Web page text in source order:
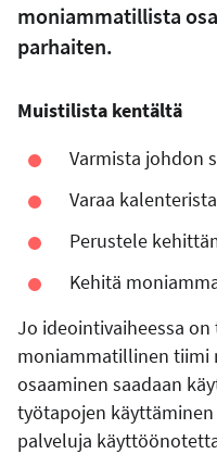
moniammatillista
parhaiten.
Muistilista kentältä
Varmista johdon
Varaa
Perustele
Kehitä
Jo ideointivaiheessa on
moniammatillinen tiimi
osaaminen saadaan
työtapojen käyttäminen
palveluja